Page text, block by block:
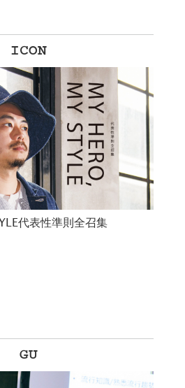
ICON
HERO時代影響力的繼承
Love